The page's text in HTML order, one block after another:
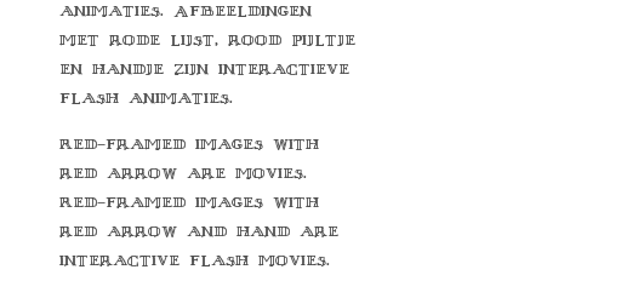
animaties. Afbeeldingen
met rode lijst, rood pijltje
en handje zijn interactieve
flash animaties.
Red-framed images with
red arrow are movies.
Red-framed images with
red arrow and hand are
interactive flash movies.